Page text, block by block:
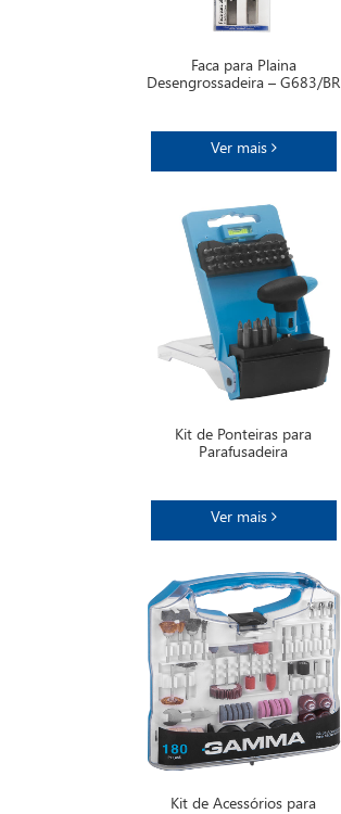
Faca para Plaina
Desengrossadeira – G683/BR
Ver mais
Kit de Ponteiras para
Parafusadeira
Ver mais
Kit de Acessórios para